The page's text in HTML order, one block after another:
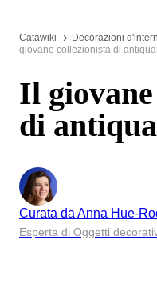
Catawiki Decorazioni
giovane collezionista di
Il
di
Curata da Anna Hue-
Esperta di Oggetti